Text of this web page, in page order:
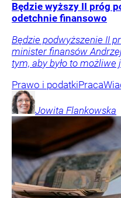
Będzie wyższy II próg
odetchnie finansowo
Będzie podwyższenie II
minister finansów
tym, aby było to
Prawo i podatkiPraca
Jowita Flankowska